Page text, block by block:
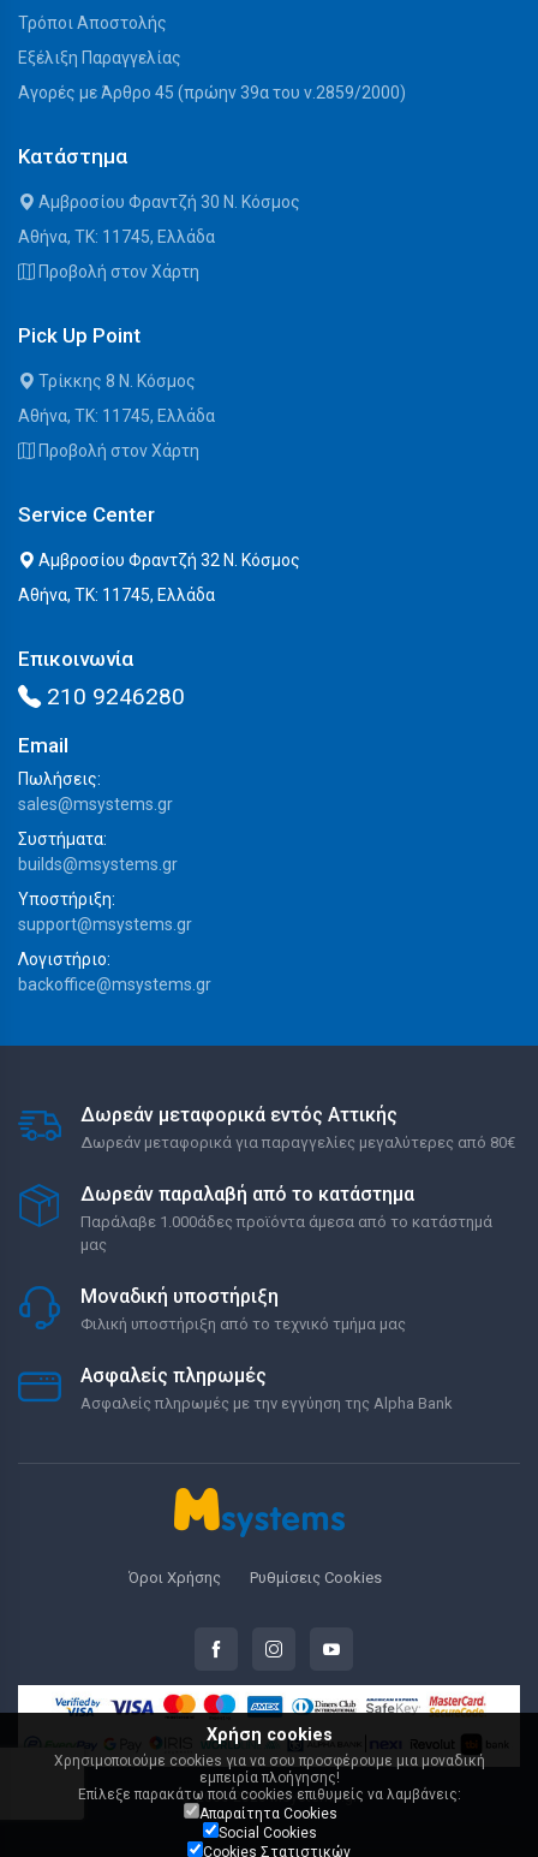
Τρόποι Αποστολής
Εξέλιξη Παραγγελίας
Αγορές με Άρθρο 45 (πρώην 39α του ν.2859/2000)
Κατάστημα
Αμβροσίου Φραντζή 30 Ν. Κόσμος
Αθήνα, ΤΚ: 11745, Ελλάδα
Προβολή στον Χάρτη
Pick Up Point
Τρίκκης 8 Ν. Κόσμος
Αθήνα, ΤΚ: 11745, Ελλάδα
Προβολή στον Χάρτη
Service Center
Αμβροσίου Φραντζή 32 Ν. Κόσμος
Αθήνα, ΤΚ: 11745, Ελλάδα
Επικοινωνία
210 9246280
Email
Πωλήσεις:
sales@msystems.gr
Συστήματα:
builds@msystems.gr
Υποστήριξη:
support@msystems.gr
Λογιστήριο:
backoffice@msystems.gr
Δωρεάν μεταφορικά εντός Αττικής
Δωρεάν μεταφορικά για παραγγελίες μεγαλύτερες από 80€
Δωρεάν παραλαβή από το κατάστημα
Παράλαβε 1.000άδες προϊόντα άμεσα από το κατάστημά
μας
Μοναδική υποστήριξη
Φιλική υποστήριξη από το τεχνικό τμήμα μας
Ασφαλείς πληρωμές
Ασφαλείς πληρωμές με την εγγύηση της Alpha Bank
Όροι Χρήσης Ρυθμίσεις Cookies
© 2000-2026 Msystems.gr
Χρήση cookies
Χρησιμοποιούμε cookies για να σου προσφέρουμε μια μοναδική
εμπειρία πλοήγησης!
Επίλεξε παρακάτω ποιά cookies επιθυμείς να λαμβάνεις:
Απαραίτητα Cookies
Social Cookies
Cookies Στατιστικών